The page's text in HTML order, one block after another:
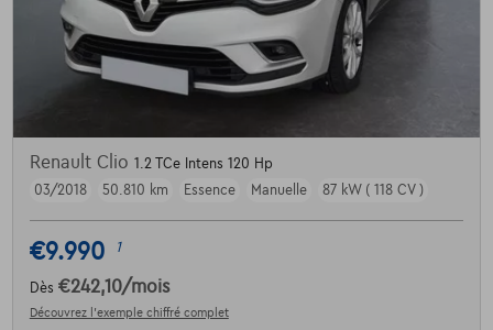
Renault Clio 1.2 TCe Intens 120 Hp
03/2018
50.810 km Essence Manuelle 87 kW ( 118 CV )
€9.990 1
Dès €242,10/mois
Découvrez l’exemple chiffré complet